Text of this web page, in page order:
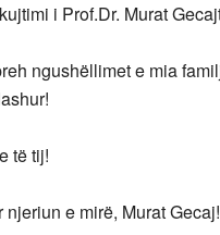
i Prof.Dr. Murat
ngushëllimet e mia
të tij!
e mirë, Murat Gecaj!